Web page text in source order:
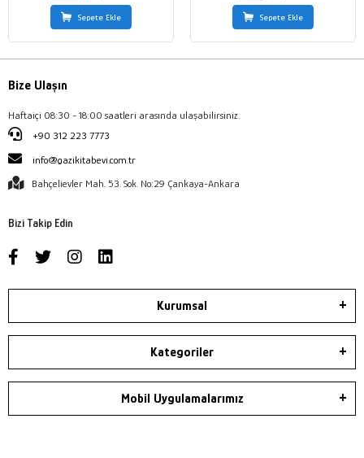
Sepete Ekle Sepete Ekle
Bize Ulaşın
Haftaiçi 08:30 - 18:00 saatleri arasında ulaşabilirsiniz.
+90 312 223 7773
info@gazikitabevi.com.tr
Bahçelievler Mah. 53. Sok. No:29 Çankaya-Ankara
Bizi Takip Edin
Kurumsal
Kategoriler
Mobil Uygulamalarımız